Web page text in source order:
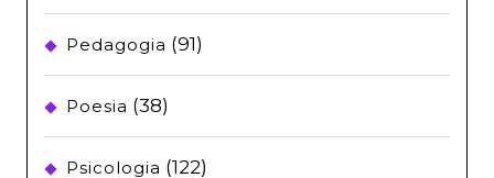
Pedagogia (91)
Poesia (38)
Psicologia (122)